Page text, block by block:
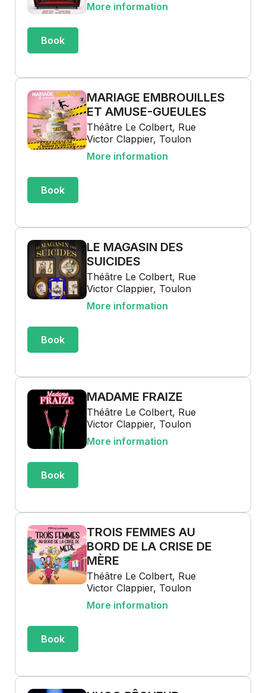
More information
Book
MARIAGE EMBROUILLES
ET AMUSE-GUEULES
Théâtre Le Colbert, Rue
Victor Clappier, Toulon
More information
Book
LE MAGASIN DES
SUICIDES
Théâtre Le Colbert, Rue
Victor Clappier, Toulon
More information
Book
MADAME FRAIZE
Théâtre Le Colbert, Rue
Victor Clappier, Toulon
More information
Book
TROIS FEMMES AU
BORD DE LA CRISE DE
MÈRE
Théâtre Le Colbert, Rue
Victor Clappier, Toulon
More information
Book